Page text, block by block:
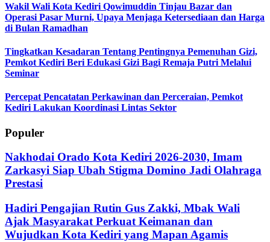
Wakil Wali Kota Kediri Qowimuddin Tinjau Bazar dan
Operasi Pasar Murni, Upaya Menjaga Ketersediaan dan Harga
di Bulan Ramadhan
Tingkatkan Kesadaran Tentang Pentingnya Pemenuhan Gizi,
Pemkot Kediri Beri Edukasi Gizi Bagi Remaja Putri Melalui
Seminar
Percepat Pencatatan Perkawinan dan Perceraian, Pemkot
Kediri Lakukan Koordinasi Lintas Sektor
Populer
Nakhodai Orado Kota Kediri 2026-2030, Imam
Zarkasyi Siap Ubah Stigma Domino Jadi Olahraga
Prestasi
Hadiri Pengajian Rutin Gus Zakki, Mbak Wali
Ajak Masyarakat Perkuat Keimanan dan
Wujudkan Kota Kediri yang Mapan Agamis